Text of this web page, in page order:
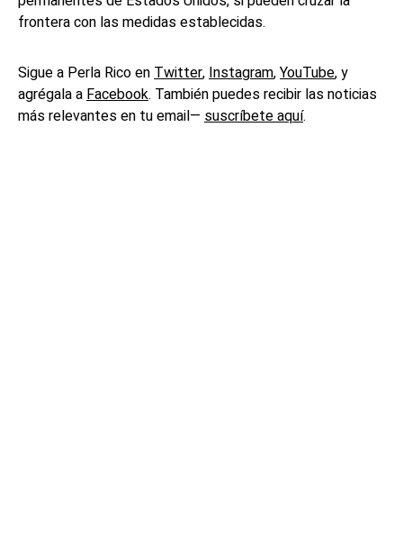
frontera con las medidas establecidas.
Sigue a Perla Rico en Twitter, Instagram,YouTube, y
agrégala a Facebook. También puedes recibir las noticias
más relevantes en tu email— suscríbete aquí.